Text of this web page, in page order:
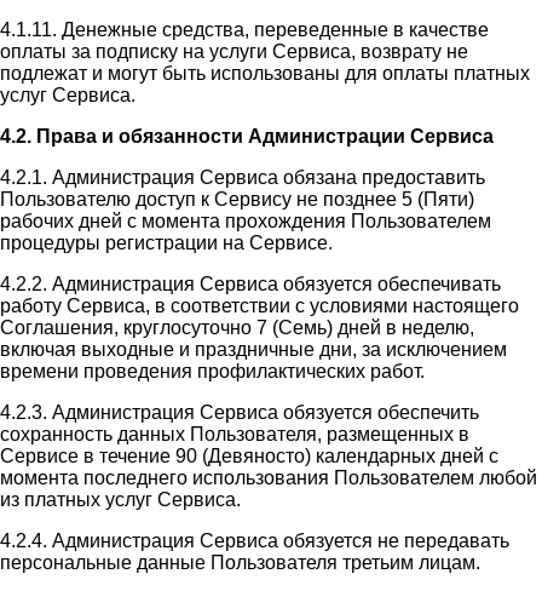
4.1.11. Денежные средства, переведенные в качестве
оплаты за подписку на услуги Сервиса, возврату не
подлежат и могут быть использованы для оплаты платных
услуг Сервиса.
4.2. Права и обязанности Администрации Сервиса
4.2.1. Администрация Сервиса обязана предоставить
Пользователю доступ к Сервису не позднее 5 (Пяти)
рабочих дней с момента прохождения Пользователем
процедуры регистрации на Сервисе.
4.2.2. Администрация Сервиса обязуется обеспечивать
работу Сервиса, в соответствии с условиями настоящего
Соглашения, круглосуточно 7 (Семь) дней в неделю,
включая выходные и праздничные дни, за исключением
времени проведения профилактических работ.
4.2.3. Администрация Сервиса обязуется обеспечить
сохранность данных Пользователя, размещенных в
Сервисе в течение 90 (Девяносто) календарных дней с
момента последнего использования Пользователем любой
из платных услуг Сервиса.
4.2.4. Администрация Сервиса обязуется не передавать
персональные данные Пользователя третьим лицам.